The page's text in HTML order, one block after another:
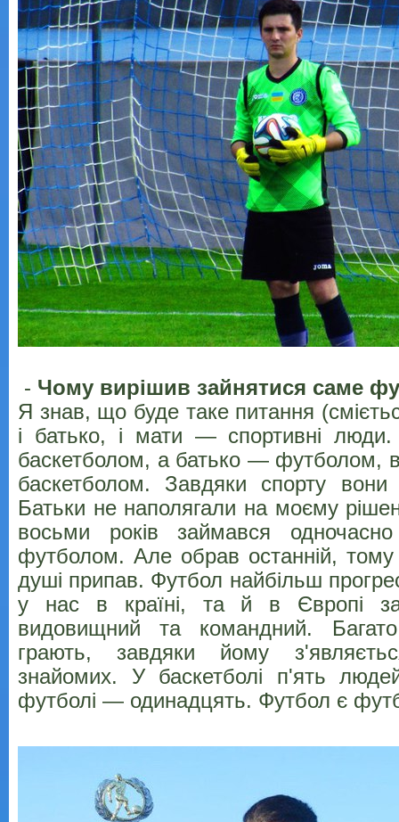
- Чому вирішив зайнятися саме
Я знав, що буде таке питання
і батько, і мати — спортивні
баскетболом, а батько — футболом,
баскетболом. Завдяки спорту вони
Батьки не наполягали на моєму
восьми років займався
футболом. Але обрав останній,
душі припав. Футбол найбільш
у нас в країні, та й в Європі
видовищний та командний.
грають, завдяки йому
знайомих. У баскетболі п'ять
футболі — одинадцять. Футбол є